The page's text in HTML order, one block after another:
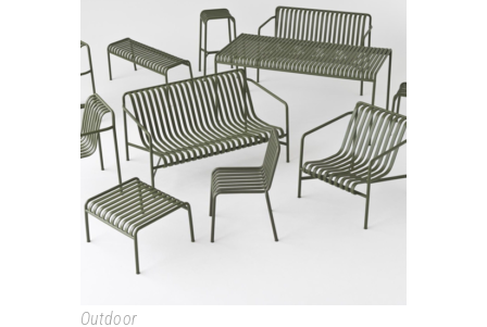
PALISSADE
Outdoor